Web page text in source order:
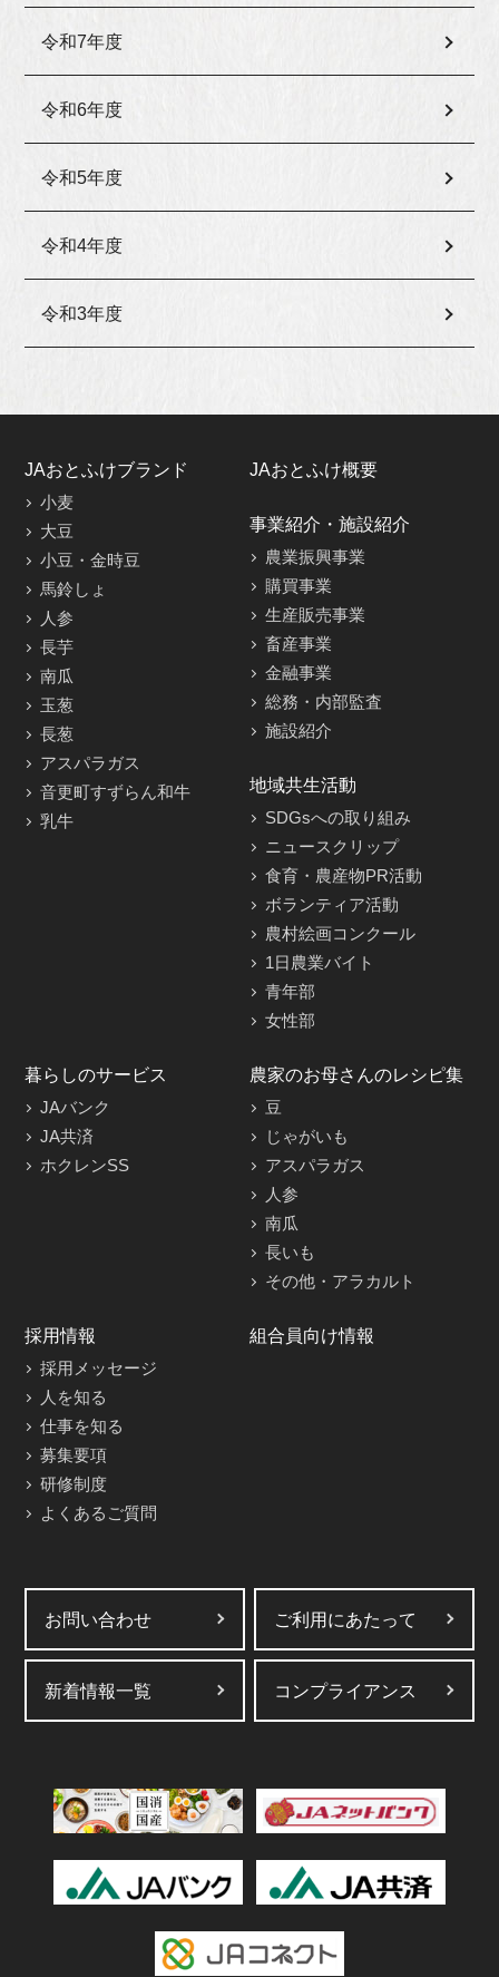
令和7年度
令和6年度
令和5年度
令和4年度
令和3年度
JAおとふけブランド
小麦
大豆
小豆・金時豆
馬鈴しょ
人参
長芋
南瓜
玉葱
長葱
アスパラガス
音更町すずらん和牛
乳牛
JAおとふけ概要
事業紹介・施設紹介
農業振興事業
購買事業
生産販売事業
畜産事業
金融事業
総務・内部監査
施設紹介
地域共生活動
SDGsへの取り組み
ニュースクリップ
食育・農産物PR活動
ボランティア活動
農村絵画コンクール
1日農業バイト
青年部
女性部
暮らしのサービス
JAバンク
JA共済
ホクレンSS
農家のお母さんのレシピ集
豆
じゃがいも
アスパラガス
人参
南瓜
長いも
その他・アラカルト
採用情報
採用メッセージ
人を知る
仕事を知る
募集要項
研修制度
よくあるご質問
組合員向け情報
お問い合わせ ご利用にあたって
新着情報一覧 コンプライアンス